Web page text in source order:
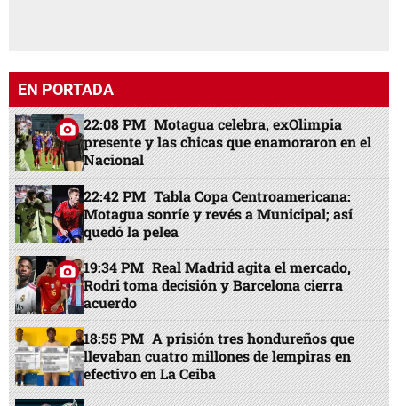
EN PORTADA
22:08 PM Motagua celebra, exOlimpia
presente y las chicas que enamoraron en el
Nacional
22:42 PM Tabla Copa Centroamericana:
Motagua sonríe y revés a Municipal; así
quedó la pelea
19:34 PM Real Madrid agita el mercado,
Rodri toma decisión y Barcelona cierra
acuerdo
18:55 PM A prisión tres hondureños que
llevaban cuatro millones de lempiras en
efectivo en La Ceiba